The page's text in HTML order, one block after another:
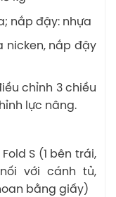
nắp đậy: nhựa
nicken, nắp đậy
chỉnh 3 chiều
lực nâng.
S (1 bên trái,
với cánh tủ,
bằng giấy)